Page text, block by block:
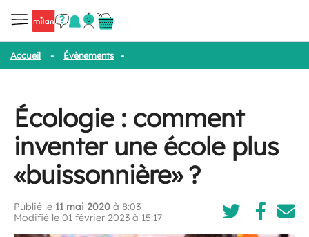
Accueil - Évènements -
Écologie : comment
inventer une école plus
«buissonnière» ?
Publié le 11 mai 2020 à 8:03
Modifié le 01 février 2023 à 15:17